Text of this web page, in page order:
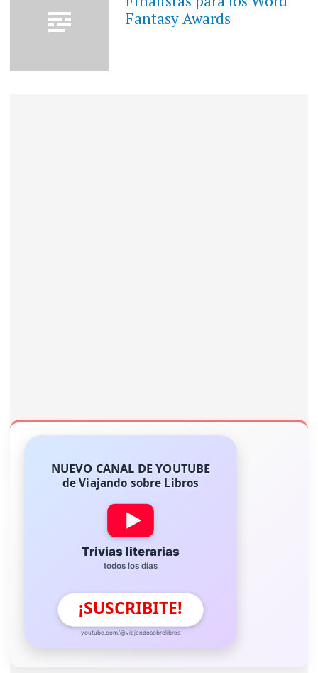
Fantasy Awards
NUEVO CANAL DE YOUTUBE
de Viajando sobre Libros
Trivias literarias
todos los días
¡SUSCRIBITE!
youtube.com/@viajandosobrelibros